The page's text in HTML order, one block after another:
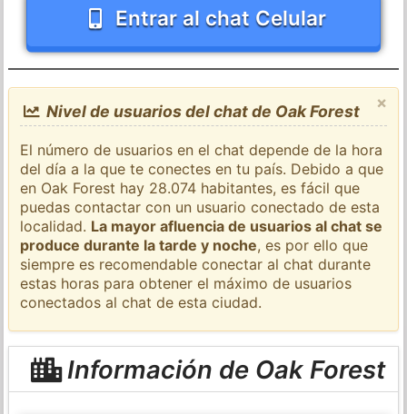
Entrar al chat Celular
×
Nivel de usuarios del chat de Oak Forest
El número de usuarios en el chat depende de la hora
del día a la que te conectes en tu país. Debido a que
en Oak Forest hay 28.074 habitantes, es fácil que
puedas contactar con un usuario conectado de esta
localidad. La mayor afluencia de usuarios al chat se
produce durante la tarde y noche, es por ello que
siempre es recomendable conectar al chat durante
estas horas para obtener el máximo de usuarios
conectados al chat de esta ciudad.
Información de Oak Forest